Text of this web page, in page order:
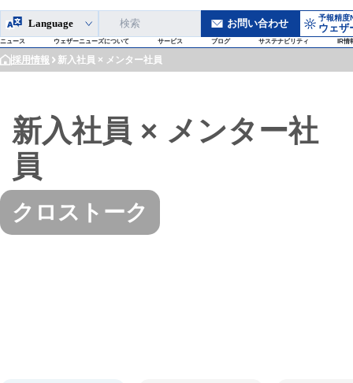
Language お問い合わせ 予報精度
ウェザ
ニュース ウェザーニューズについて サービス ブログ サステナビリティ IR情
採用情報 新入社員 × メンター社員
新入社員 × メンター社
員
クロストーク